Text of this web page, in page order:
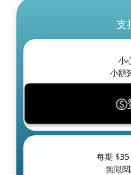
支
小
小額
每期 $35
無限